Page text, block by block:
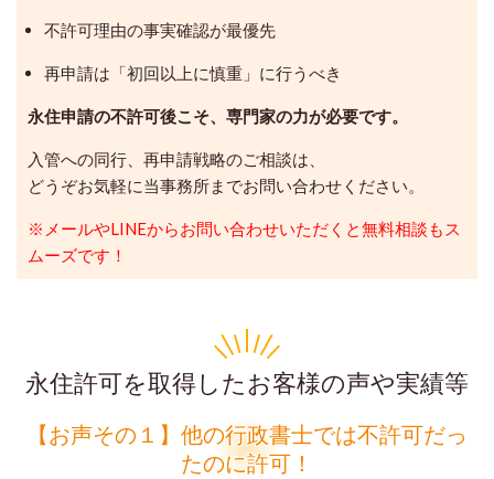
不許可理由の事実確認が最優先
再申請は「初回以上に慎重」に行うべき
永住申請の不許可後こそ、専門家の力が必要です。
入管への同行、再申請戦略のご相談は、
どうぞお気軽に当事務所までお問い合わせください。
※メールやLINEからお問い合わせいただくと無料相談もス
ムーズです！
永住許可を取得したお客様の声や実績等
【お声その１】他の行政書士では不許可だっ
たのに許可！